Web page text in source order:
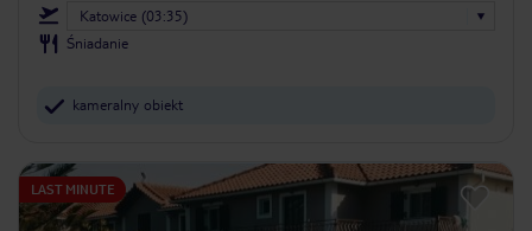
Katowice (03:35)
Śniadanie
kameralny obiekt
LAST MINUTE